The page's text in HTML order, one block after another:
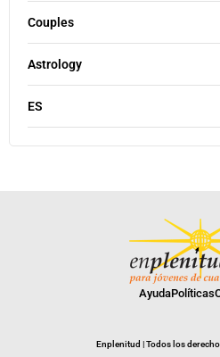
Couples
Astrology
ES
AyudaPolíticas
Enplenitud | Todos los